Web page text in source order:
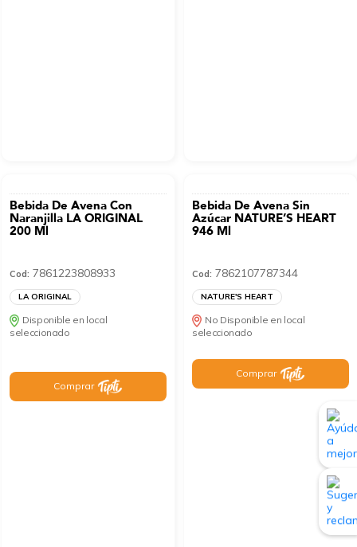
Bebida De Avena Con
Naranjilla LA ORIGINAL
200 Ml
Cod: 7861223808933
LA ORIGINAL
Disponible en local
seleccionado
Comprar
Bebida De Avena Sin
Azúcar NATURE’S HEART
946 Ml
Cod: 7862107787344
NATURE'S HEART
No Disponible en local
seleccionado
Comprar